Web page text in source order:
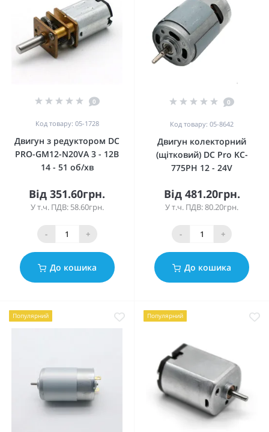
0
Код товару: 05-1728
Двигун з редуктором DC
PRO-GM12-N20VA 3 - 12В
14 - 51 об/хв
Від 351.60грн.
У т.ч. ПДВ: 58.60грн.
- +
До кошика
0
Код товару: 05-8642
Двигун колекторний
(щітковий) DC Pro KC-
775PH 12 - 24V
Від 481.20грн.
У т.ч. ПДВ: 80.20грн.
- +
До кошика
Популярний Популярний